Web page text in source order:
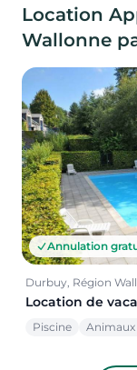
Location
Wallonne
Annulation
Durbuy, Région
Location de
Piscine